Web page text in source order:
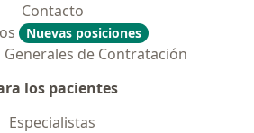
Contacto
Nuevas posiciones
Generales de Contratación
los pacientes
Especialistas